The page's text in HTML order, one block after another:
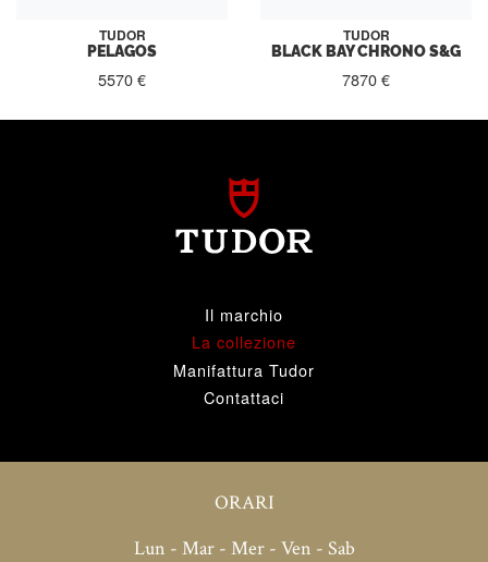
TUDOR
PELAGOS
5570 €
TUDOR
BLACK BAY CHRONO S&G
7870 €
Il marchio
La collezione
Manifattura Tudor
Contattaci
ORARI
Lun - Mar - Mer - Ven - Sab